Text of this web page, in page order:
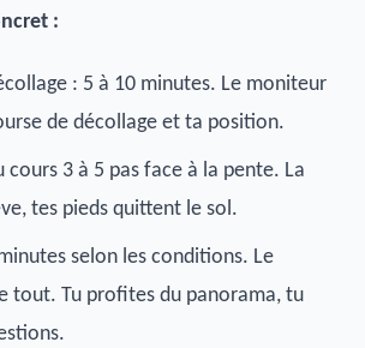
:
: 5 à 10 minutes. Le moniteur
de décollage et ta position.
cours 3 à 5 pas face à la pente. La
tes pieds quittent le sol.
selon les conditions. Le
tout. Tu profites du panorama, tu